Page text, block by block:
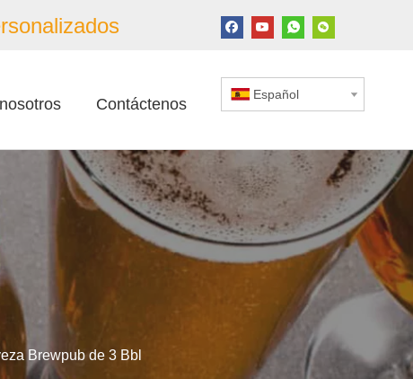
Contáctenos
Español
Brewpub de 3 Bbl